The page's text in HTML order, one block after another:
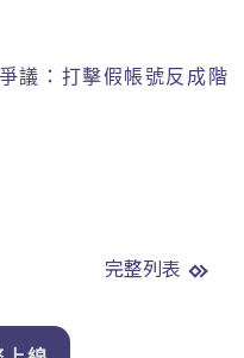
議：打擊假帳號反成階
完整列表